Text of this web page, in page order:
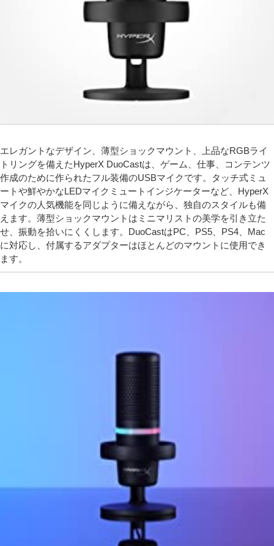
エレガントなデザイン、薄型ショックマウント、上品なRGBライ
トリングを備えたHyperX DuoCastは、ゲーム、仕事、コンテンツ
作成のために作られたフル装備のUSBマイクです。タッチ式ミュ
ートや鮮やかなLEDマイクミュートインジケーターなど、HyperX
マイクの人気機能を同じように備えながら、独自のスタイルも備
えます。薄型ショックマウントはミニマリストの美学を引き立た
せ、振動を拾いにくくします。DuoCastはPC、PS5、PS4、Mac
に対応し、付属するアダプターはほとんどのマウントに使用でき
ます。